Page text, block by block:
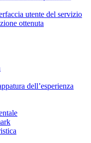
utente del servizio
ottenuta
dell’esperienza